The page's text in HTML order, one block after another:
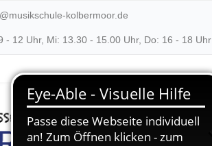
kolbermoor.de
12 Uhr, Mi: 13.30 - 15.00 Uhr, Do: 16 - 18 Uhr